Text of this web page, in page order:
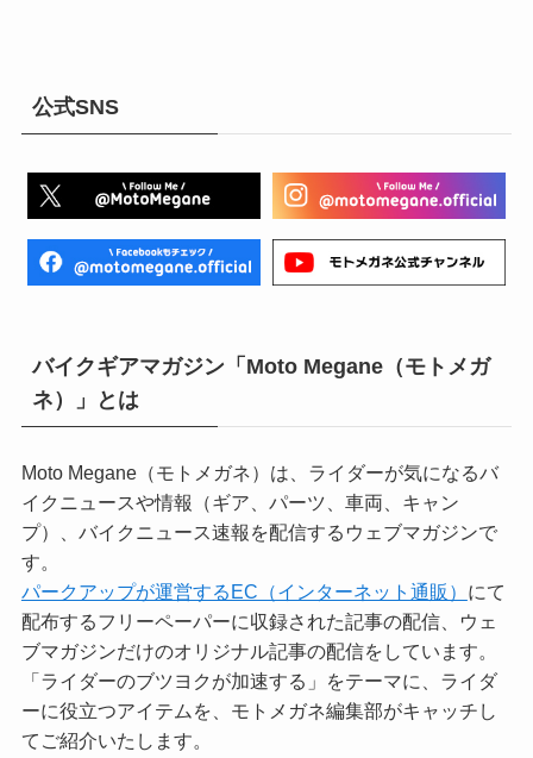
公式SNS
バイクギアマガジン「Moto Megane（モトメガ
ネ）」とは
Moto Megane（モトメガネ）は、ライダーが気になるバ
イクニュースや情報（ギア、パーツ、車両、キャン
プ）、バイクニュース速報を配信するウェブマガジンで
す。
パークアップが運営するEC（インターネット通販） にて
配布するフリーペーパーに収録された記事の配信、ウェ
ブマガジンだけのオリジナル記事の配信をしています。
「ライダーのブツヨクが加速する」をテーマに、ライダ
ーに役立つアイテムを、モトメガネ編集部がキャッチし
てご紹介いたします。